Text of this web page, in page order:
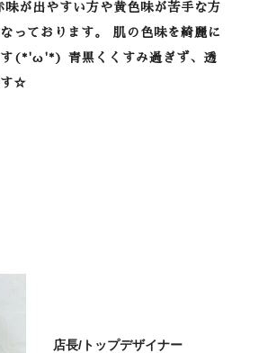
味が出やすい方や黄色味が苦手な方
っております。 肌の色味を綺麗に
す(*'ω'*) 青黒くくすみ過ぎず、透
す☆
店長/トップデザイナー